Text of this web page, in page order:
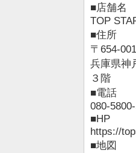
■店舗名
TOP
■住所
〒654-
兵庫県神
３階
■電話
080-
■HP
https://
■地図